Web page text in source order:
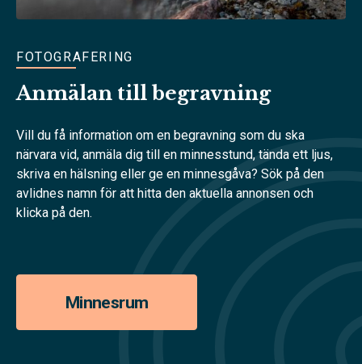
FOTOGRAFERING
Anmälan till begravning
Vill du få information om en begravning som du ska
närvara vid, anmäla dig till en minnesstund, tända ett ljus,
skriva en hälsning eller ge en minnesgåva? Sök på den
avlidnes namn för att hitta den aktuella annonsen och
klicka på den.
Minnesrum